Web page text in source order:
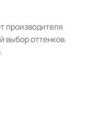
производителя
выбор оттенков.